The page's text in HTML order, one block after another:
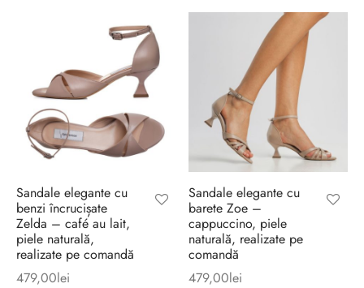
Sandale elegante cu
benzi încrucișate
Zelda – café au lait,
piele naturală,
realizate pe comandă
479,00lei
Sandale elegante cu
barete Zoe –
cappuccino, piele
naturală, realizate pe
comandă
479,00lei